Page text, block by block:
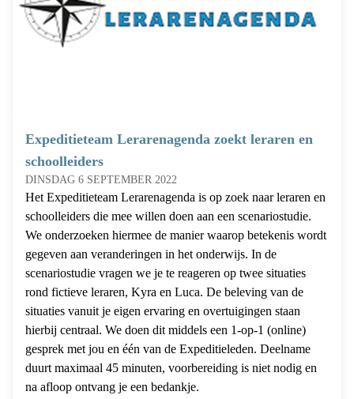
Expeditieteam Lerarenagenda zoekt leraren en
schoolleiders
DINSDAG 6 SEPTEMBER 2022
Het Expeditieteam Lerarenagenda is op zoek naar leraren en
schoolleiders die mee willen doen aan een scenariostudie.
We onderzoeken hiermee de manier waarop betekenis wordt
gegeven aan veranderingen in het onderwijs. In de
scenariostudie vragen we je te reageren op twee situaties
rond fictieve leraren, Kyra en Luca. De beleving van de
situaties vanuit je eigen ervaring en overtuigingen staan
hierbij centraal. We doen dit middels een 1-op-1 (online)
gesprek met jou en één van de Expeditieleden. Deelname
duurt maximaal 45 minuten, voorbereiding is niet nodig en
na afloop ontvang je een bedankje.